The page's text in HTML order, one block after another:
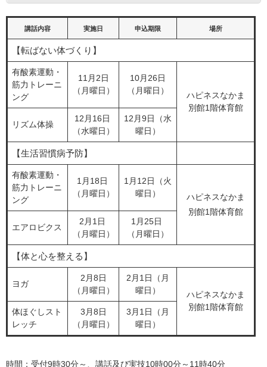
講話内容 実施日 申込期限 場所
【転ばない体づくり】
有酸素運動・
筋力トレーニ
ング
11月2日
（月曜日）
10月26日
（月曜日）
ハピネスなかま
別館1階体育館
リズム体操
12月16日
（水曜日）
12月9日（水
曜日）
【生活習慣病予防】
有酸素運動・
筋力トレーニ
ング
1月18日
（月曜日）
1月12日（火
曜日）
ハピネスなかま
別館1階体育館
エアロビクス
2月1日
（月曜日）
1月25日
（月曜日）
【体と心を整える】
ヨガ
2月8日
（月曜日）
2月1日（月
曜日）
ハピネスなかま
別館1階体育館​
体ほぐしスト
レッチ
3月8日
（月曜日）
3月1日（月
曜日）
時間：受付9時30分～、講話及び実技10時00分～11時40分